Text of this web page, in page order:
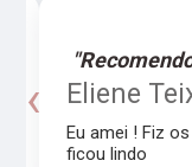
Eliene
Eu amei ! Fiz
ficou lindo
‹